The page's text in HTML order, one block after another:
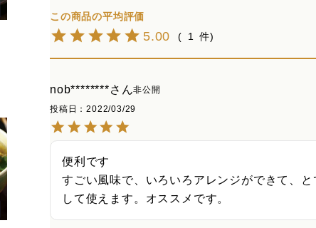
5.00 1
nob********
非公開
投稿日
2022/03/29
便利です
すごい風味で、いろいろアレンジができて、
して使えます。オススメです。